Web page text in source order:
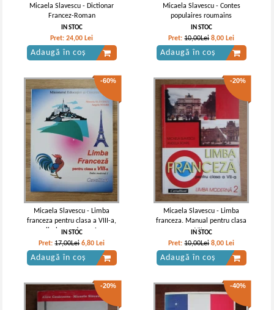
Micaela Slavescu - Dictionar
Francez-Roman
IN STOC
Pret:24,00 Lei
Adaugă în coș
Micaela Slavescu - Contes
populaires roumains
IN STOC
Pret:10,00Lei 8,00 Lei
Adaugă în coș
-60%
Micaela Slavescu - Limba
franceza pentru clasa a VIII-a,
limba moderna 1
IN STOC
Pret:17,00Lei 6,80 Lei
Adaugă în coș
-20%
Micaela Slavescu - Limba
franceza. Manual pentru clasa
VII-a
IN STOC
Pret:10,00Lei 8,00 Lei
Adaugă în coș
-20% -40%